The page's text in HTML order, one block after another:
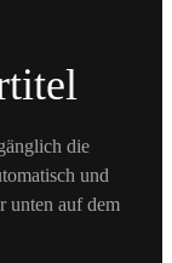
die
und
unten auf dem